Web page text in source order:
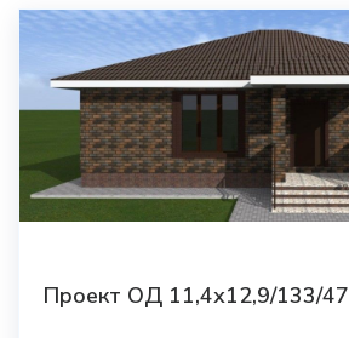
Проект ОД 11,4х12,9/133/47